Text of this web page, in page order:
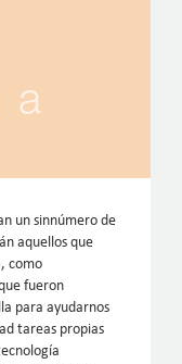
un sinnúmero de
aquellos que
como
fueron
para ayudarnos
tareas propias